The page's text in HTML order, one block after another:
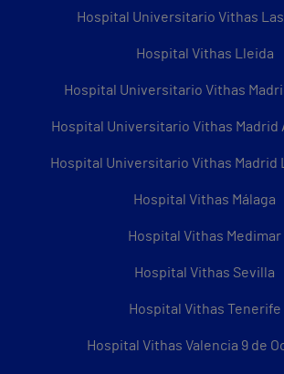
Hospital Universitario Vithas
Hospital Vithas Lleida
Hospital Universitario Vithas
Hospital Universitario Vithas Madrid
Hospital Universitario Vithas Madrid
Hospital Vithas Málaga
Hospital Vithas Medimar
Hospital Vithas Sevilla
Hospital Vithas Tenerife
Hospital Vithas Valencia 9 de